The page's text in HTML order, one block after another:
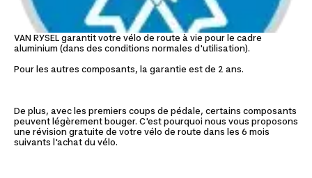
VAN RYSEL garantit votre vélo de route à vie pour le cadre
aluminium (dans des conditions normales d'utilisation).
Pour les autres composants, la garantie est de 2 ans.
De plus, avec les premiers coups de pédale, certains composants
peuvent légèrement bouger. C'est pourquoi nous vous proposons
une révision gratuite de votre vélo de route dans les 6 mois
suivants l'achat du vélo.